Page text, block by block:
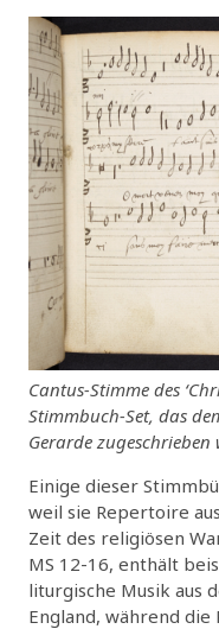
Cantus-Stimme des
Stimmbuch-Set, das
Gerarde
Einige dieser
weil sie Repertoire
Zeit des religiösen
MS 12-16, enthält
liturgische Musik aus
England, während die